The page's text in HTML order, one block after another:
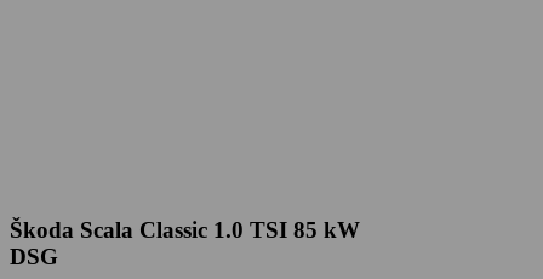
Škoda Scala Classic 1.0 TSI 85 kW
DSG